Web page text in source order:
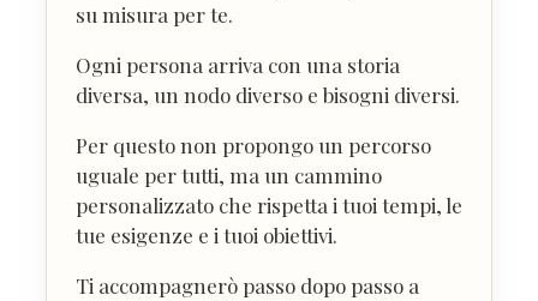
su misura per te.
Ogni persona arriva con una storia
diversa, un nodo diverso e bisogni diversi.
Per questo non propongo un percorso
uguale per tutti, ma un cammino
personalizzato che rispetta i tuoi tempi, le
tue esigenze e i tuoi obiettivi.
Ti accompagnerò passo dopo passo a